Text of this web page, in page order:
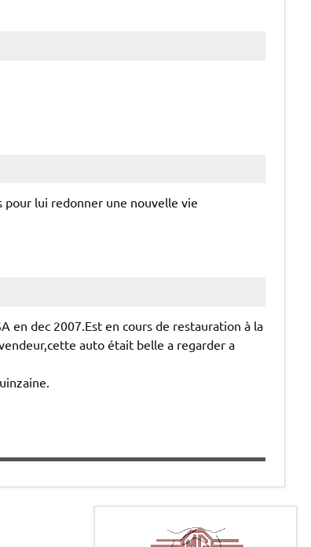
pour lui redonner une nouvelle vie
en dec 2007.Est en cours de restauration à la
auto était belle a regarder a